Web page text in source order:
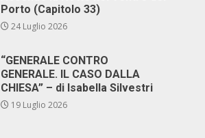
Porto (Capitolo 33)
24 Luglio 2026
“GENERALE CONTRO
GENERALE. IL CASO DALLA
CHIESA” – di Isabella Silvestri
19 Luglio 2026